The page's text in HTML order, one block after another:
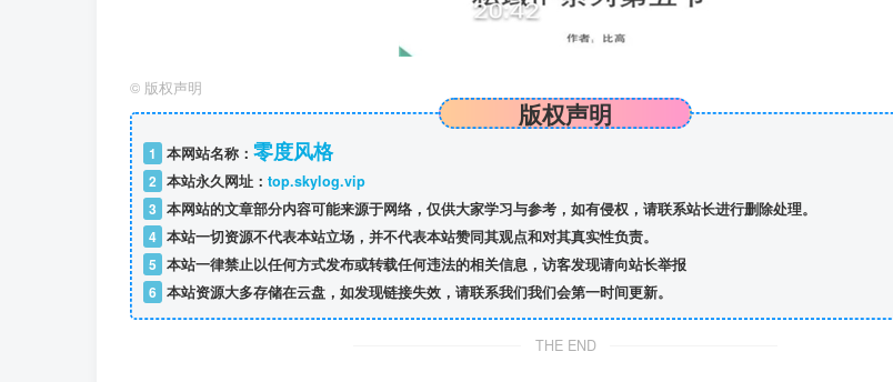
© 版权声明
版权声明
1 本网站名称： 零度风格
2 本站永久网址： top.skylog.vip
3 本网站的文章部分内容可能来源于网络，仅供大家学习与参考，如有侵权，请联系站长进行删除处理。
4 本站一切资源不代表本站立场，并不代表本站赞同其观点和对其真实性负责。
5 本站一律禁止以任何方式发布或转载任何违法的相关信息，访客发现请向站长举报
6 本站资源大多存储在云盘，如发现链接失效，请联系我们我们会第一时间更新。
THE END